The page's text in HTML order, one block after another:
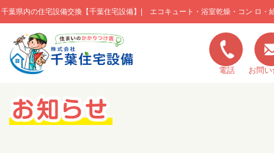
千葉県内の住宅設備交換【千葉住宅設備】| エコキュート・浴室乾燥・コン ロ・
このページの本文へ移動
電話 お問
キャンペーン一覧